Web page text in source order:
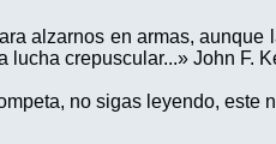
alzarnos en armas,
lucha crepuscular...» John F.
no sigas leyendo, este